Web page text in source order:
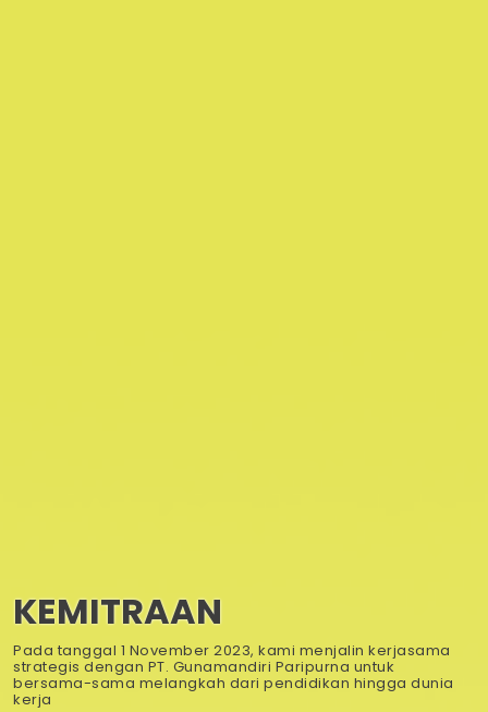
KEMITRAAN
Pada tanggal 1 November 2023, kami menjalin kerjasama
strategis dengan PT. Gunamandiri Paripurna untuk
bersama-sama melangkah dari pendidikan hingga dunia
kerja